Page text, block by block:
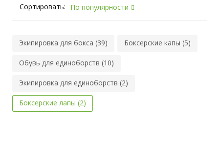
Сортировать: По популярности
Экипировка для бокса (39) Боксерские капы (5)
Обувь для единоборств (10)
Экипировка для единоборств (2)
Боксерские лапы (2)